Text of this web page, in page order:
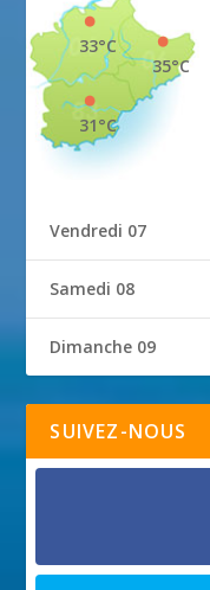
35°C
33°C
31°C
Vendredi 07
Samedi 08
Dimanche 09
SUIVEZ-NOUS